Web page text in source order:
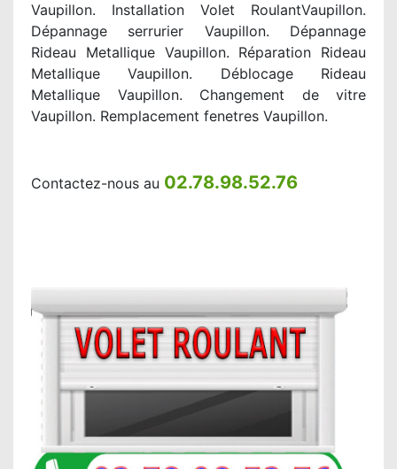
Vaupillon. Installation Volet RoulantVaupillon.
Dépannage serrurier Vaupillon. Dépannage
Rideau Metallique Vaupillon. Réparation Rideau
Metallique Vaupillon. Déblocage Rideau
Metallique Vaupillon. Changement de vitre
Vaupillon. Remplacement fenetres Vaupillon.
Contactez-nous au 02.78.98.52.76